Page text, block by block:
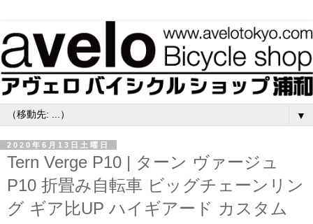
▼
2020年6月13日土曜日
Tern Verge P10 | ターン ヴァージュ
P10 折畳み自転車 ビッグチェーンリン
グ ギア比UP ハイギアード カスタム